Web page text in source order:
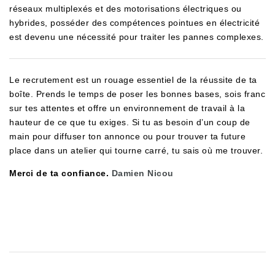
réseaux multiplexés et des motorisations électriques ou
hybrides, posséder des compétences pointues en électricité
est devenu une nécessité pour traiter les pannes complexes.
Le recrutement est un rouage essentiel de la réussite de ta
boîte. Prends le temps de poser les bonnes bases, sois franc
sur tes attentes et offre un environnement de travail à la
hauteur de ce que tu exiges. Si tu as besoin d’un coup de
main pour diffuser ton annonce ou pour trouver ta future
place dans un atelier qui tourne carré, tu sais où me trouver.
Merci de ta confiance. Damien Nicou